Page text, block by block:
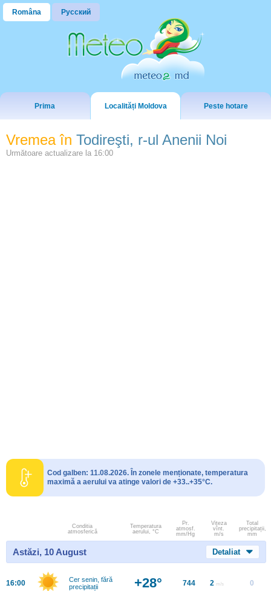
Româna Русский
Prima Localități Moldova Peste hotare
Vremea în Todireşti, r-ul Anenii Noi
Următoare actualizare la 16:00
Cod galben: 11.08.2026. În zonele menționate, temperatura
maximă a aerului va atinge valori de +33..+35°C.
Conditia
atmosferică
Temperatura
aerului, °C
Pr.
atmosf.
mm/Hg
Viteza
vînt.
m/s
Total
precipitații,
mm
Astăzi, 10 August Detaliat
16:00
Cer senin, fără
precipitații
+28° 744 2 m/s 0